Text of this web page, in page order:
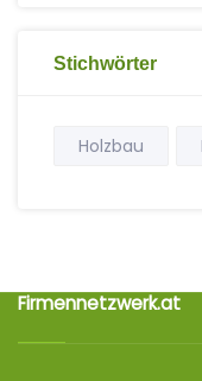
Stichwörter
Holzbau
Firmennetzwerk.at